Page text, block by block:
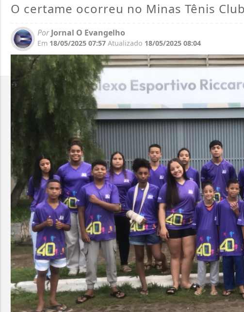
O certame ocorreu no Minas Tênis
PorJornal O Evangelho
Em 18/05/2025 07:57 Atualizado 18/05/2025 08:04